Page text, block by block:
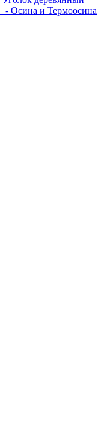
- Осина и Термоосина